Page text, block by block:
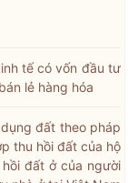
tế có vốn đầu tư
lẻ hàng hóa
đất theo pháp
thu hồi đất của hộ
đất ở của người